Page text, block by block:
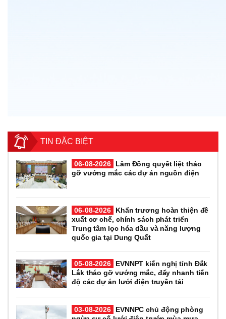
TIN ĐẶC BIỆT
06-08-2026
Lâm Đồng quyết liệt tháo
gỡ vướng mắc các dự án nguồn điện
06-08-2026
Khẩn trương hoàn thiện đề
xuất cơ chế, chính sách phát triển
Trung tâm lọc hóa dầu và năng lượng
quốc gia tại Dung Quất
05-08-2026
EVNNPT kiến nghị tỉnh Đắk
Lắk tháo gỡ vướng mắc, đẩy nhanh tiến
độ các dự án lưới điện truyền tải
03-08-2026
EVNNPC chủ động phòng